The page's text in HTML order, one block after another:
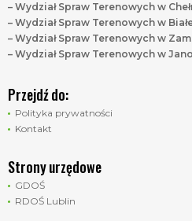
– Wydział Spraw Terenowych w
– Wydział Spraw Terenowych w
– Wydział Spraw Terenowych w
– Wydział Spraw Terenowych w
Przejdź do:
Polityka prywatności
Kontakt
Strony urzędowe
GDOŚ
RDOŚ Lublin